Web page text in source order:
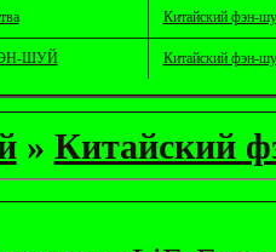
Китайский фэн-
ШУЙ Китайский фэн-
» Китайский